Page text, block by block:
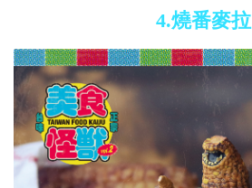
4.燒番麥拉